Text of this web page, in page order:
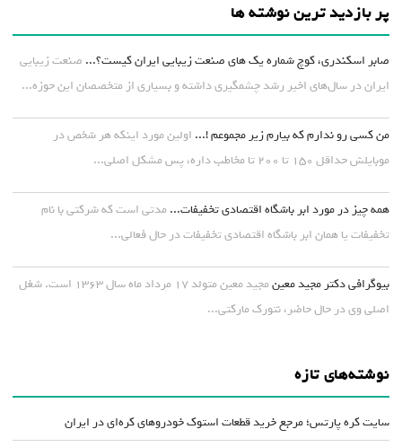
پر بازدید ترین نوشته ها
صابر اسکندری، کوچ شماره یک های صنعت زیبایی ایران کیست؟... صنعت زیبایی
ایران در سال‌های اخیر رشد چشمگیری داشته و بسیاری از متخصصان این حوزه...
من کسی رو ندارم که بیارم زیر مجموعم !... اولین مورد اینکه هر شخص در
موبایلش حداقل ۱۵۰ تا ۲۰۰ تا مخاطب داره، پس مشکل اصلی...
همه چیز در مورد ابر باشگاه اقتصادی تخفیفات... مدتی است که شرکتی با نام
تخفیفات یا همان ابر باشگاه اقتصادی تخفیفات در حال فعالی...
بیوگرافی دکتر مجید معین
مجید معین متولد ۱۷ مرداد ماه سال ۱۳۶۳ است. شغل
اصلی وی در حال حاضر، نتورک مارکتی...
نوشته‌های تازه
سایت کره پارتس؛ مرجع خرید قطعات استوک خودروهای کره‌ای در ایران